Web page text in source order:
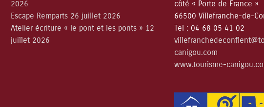
2026
Escape Remparts 26 juillet 2026
Atelier écriture « le pont et les ponts » 12
juillet 2026
côté « Porte de France »
66500 Villefranche-de-
Tel : 04 68 05 41 02
canigou.com
www.tourisme-